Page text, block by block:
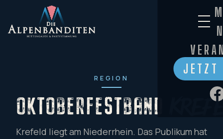
JETZT
REGION
OKTOBERFESTBAND
Krefeld liegt am Niederrhein. Das Publikum hat